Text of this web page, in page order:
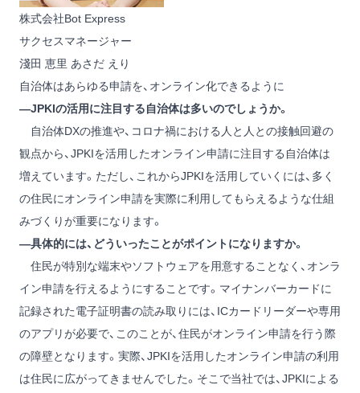
株式会社Bot Express
サクセスマネージャー
淺田 恵里 あさだ えり
自治体はあらゆる申請を、オンライン化できるように
―JPKIの活用に注目する自治体は多いのでしょうか。
自治体DXの推進や、コロナ禍における人と人との接触回避の
観点から、JPKIを活用したオンライン申請に注目する自治体は
増えています。ただし、これからJPKIを活用していくには、多く
の住民にオンライン申請を実際に利用してもらえるような仕組
みづくりが重要になります。
―具体的には、どういったことがポイントになりますか。
住民が特別な端末やソフトウェアを用意することなく、オンラ
イン申請を行えるようにすることです。マイナンバーカードに
記録された電子証明書の読み取りには、ICカードリーダーや専用
のアプリが必要で、このことが、住民がオンライン申請を行う際
の障壁となります。実際、JPKIを活用したオンライン申請の利用
は住民に広がってきませんでした。そこで当社では、JPKIによる